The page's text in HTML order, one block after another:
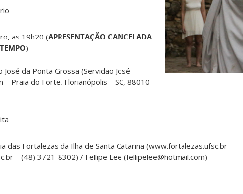
as 19h20 (APRESENTAÇÃO CANCELADA
)
José da Ponta Grossa (Servidão José
– Praia do Forte, Florianópolis – SC, 88010-
das Fortalezas da Ilha de Santa Catarina (www.fortalezas.ufsc.br –
– (48) 3721-8302) / Fellipe Lee (fellipelee@hotmail.com)